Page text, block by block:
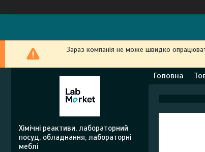
Зараз компанія не може швидко
Головна
Хімічні реактиви, лабораторний
посуд, обладнання, лабораторні
меблі